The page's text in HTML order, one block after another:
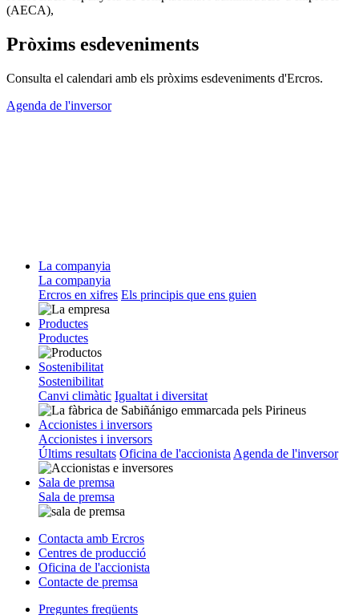
(AECA),
Pròxims esdeveniments
Consulta el calendari amb els pròxims esdeveniments d'Ercros.
Agenda de l'inversor
La companyia
La companyia
Ercros en xifres Els principis que ens guien
Productes
Productes
Sostenibilitat
Sostenibilitat
Canvi climàtic Igualtat i diversitat
Accionistes i inversors
Accionistes i inversors
Últims resultats Oficina de l'accionista Agenda de l'inversor
Sala de premsa
Sala de premsa
Contacta amb Ercros
Centres de producció
Oficina de l'accionista
Contacte de premsa
Preguntes freqüents